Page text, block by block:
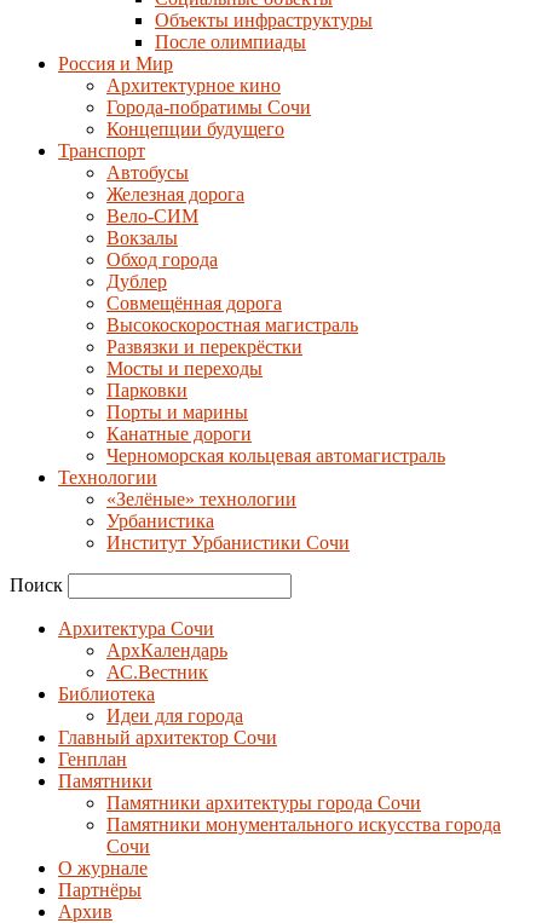
Объекты инфраструктуры
После олимпиады
Россия и Мир
Архитектурное кино
Города-побратимы Сочи
Концепции будущего
Транспорт
Автобусы
Железная дорога
Вело-СИМ
Вокзалы
Обход города
Дублер
Совмещённая дорога
Высокоскоростная магистраль
Развязки и перекрёстки
Мосты и переходы
Парковки
Порты и марины
Канатные дороги
Черноморская кольцевая автомагистраль
Технологии
«Зелёные» технологии
Урбанистика
Институт Урбанистики Сочи
Поиск
Архитектура Сочи
АрхКалендарь
АС.Вестник
Библиотека
Идеи для города
Главный архитектор Сочи
Генплан
Памятники
Памятники архитектуры города Сочи
Памятники монументального искусства города
Сочи
О журнале
Партнёры
Архив